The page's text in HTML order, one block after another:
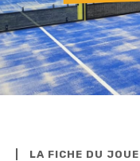
LA FICHE DU